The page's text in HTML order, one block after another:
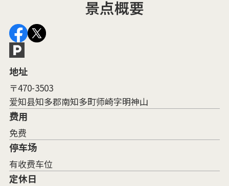
景点概要
地址
〒470-3503
爱知县知多郡南知多町师崎字明神山
费用
免费
停车场
有收费车位
定休日